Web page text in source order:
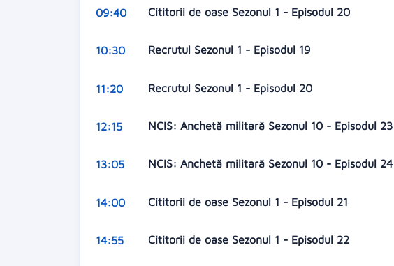
09:40 Cititorii de oase Sezonul 1 - Episodul 20
10:30 Recrutul Sezonul 1 - Episodul 19
11:20 Recrutul Sezonul 1 - Episodul 20
12:15 NCIS: Anchetă militară Sezonul 10 - Episodul 23
13:05 NCIS: Anchetă militară Sezonul 10 - Episodul 24
14:00 Cititorii de oase Sezonul 1 - Episodul 21
14:55 Cititorii de oase Sezonul 1 - Episodul 22